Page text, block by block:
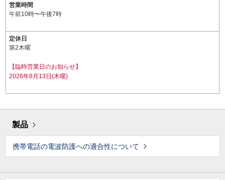
営業時間
午前10時〜午後7時
定休日
第2木曜
【臨時営業日のお知らせ】
2026年8月13日(木曜)
製品
携帯電話の電波防護への適合性について